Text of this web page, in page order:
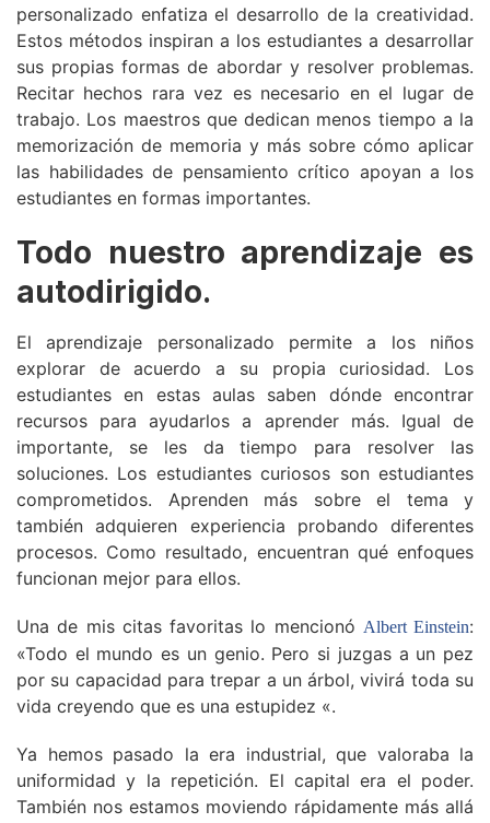
personalizado enfatiza el desarrollo de la creatividad.
Estos métodos inspiran a los estudiantes a desarrollar
sus propias formas de abordar y resolver problemas.
Recitar hechos rara vez es necesario en el lugar de
trabajo. Los maestros que dedican menos tiempo a la
memorización de memoria y más sobre cómo aplicar
las habilidades de pensamiento crítico apoyan a los
estudiantes en formas importantes.
Todo nuestro aprendizaje es
autodirigido.
El aprendizaje personalizado permite a los niños
explorar de acuerdo a su propia curiosidad. Los
estudiantes en estas aulas saben dónde encontrar
recursos para ayudarlos a aprender más. Igual de
importante, se les da tiempo para resolver las
soluciones. Los estudiantes curiosos son estudiantes
comprometidos. Aprenden más sobre el tema y
también adquieren experiencia probando diferentes
procesos. Como resultado, encuentran qué enfoques
funcionan mejor para ellos.
Una de mis citas favoritas lo mencionó Albert Einstein:
«Todo el mundo es un genio. Pero si juzgas a un pez
por su capacidad para trepar a un árbol, vivirá toda su
vida creyendo que es una estupidez «.
Ya hemos pasado la era industrial, que valoraba la
uniformidad y la repetición. El capital era el poder.
También nos estamos moviendo rápidamente más allá